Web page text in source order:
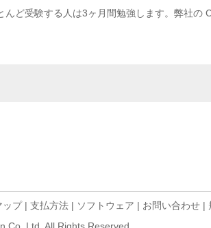
ど受験する人は3ヶ月間勉強します。弊社の
ップ| 支払方法 | ソフトウェア | お問い合わせ |